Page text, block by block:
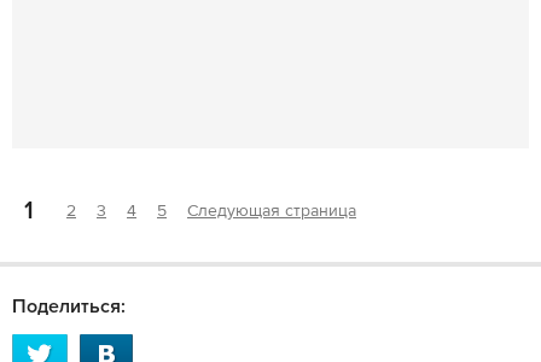
1 2 3 4 5 Следующая страница
Поделиться: